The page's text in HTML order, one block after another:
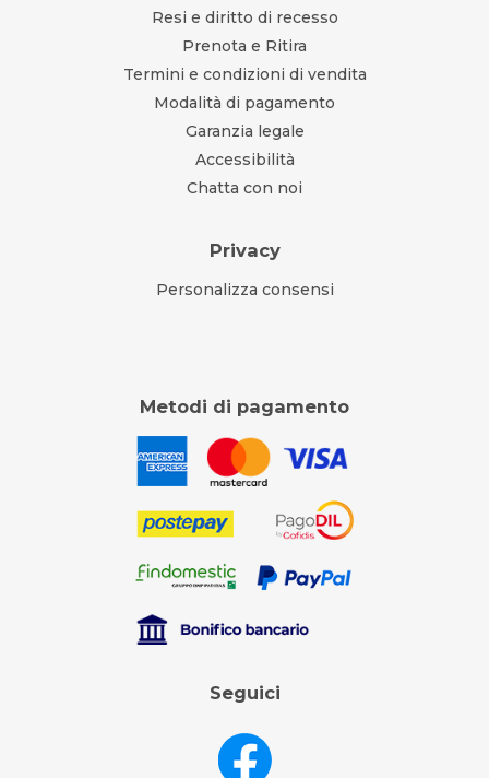
Resi e diritto di recesso
Prenota e Ritira
Termini e condizioni di vendita
Modalità di pagamento
Garanzia legale
Accessibilità
Chatta con noi
Privacy
Personalizza consensi
Metodi di pagamento
Seguici